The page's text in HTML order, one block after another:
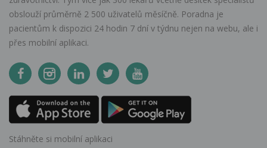
obslouží průměrně 2 500 uživatelů měsíčně. Poradna je
pacientům k dispozici 24 hodin 7 dní v týdnu nejen na webu, ale i
přes mobilní aplikaci.
Stáhněte si mobilní aplikaci